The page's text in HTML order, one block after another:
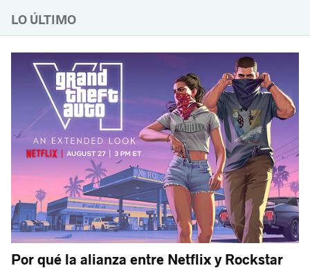
LO ÚLTIMO
Por qué la alianza entre Netflix y Rockstar